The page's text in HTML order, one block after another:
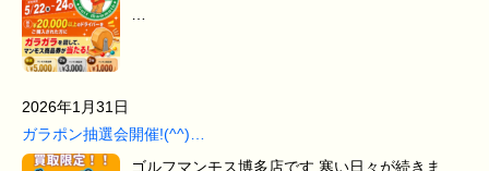
2026年1月31日
ガラポン抽選会開催!(^^)…
ゴルフマンモス博多店です 寒い日々が続きま